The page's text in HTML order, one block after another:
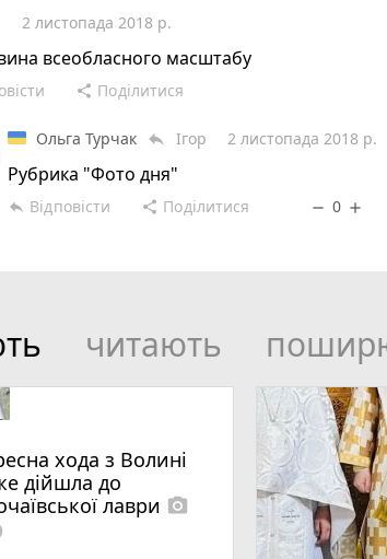
2 листопада 2018 р.
всеобласного масштабу
share Поділитися
Ольга Турчак reply Ігор 2 листопада 2018 р.
Рубрика "Фото дня"
reply Відповісти share Поділитися remove 0 add
читають
хода з Волині
дійшла до
лаври photo_camera